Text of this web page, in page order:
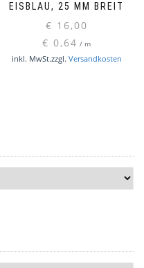
EISBLAU, 25 MM BREIT
€ 16,00
€ 0,64 / m
inkl. MwSt.zzgl. Versandkosten